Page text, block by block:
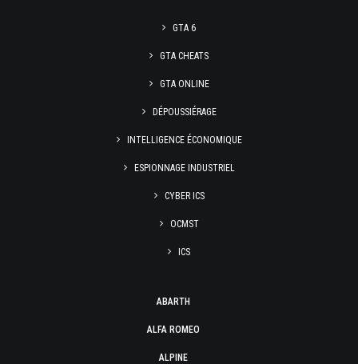
GTA 6
GTA CHEATS
GTA ONLINE
DÉPOUSSIÉRAGE
INTELLIGENCE ÉCONOMIQUE
ESPIONNAGE INDUSTRIEL
CYBER ICS
OCMST
ICS
ABARTH
ALFA ROMEO
ALPINE